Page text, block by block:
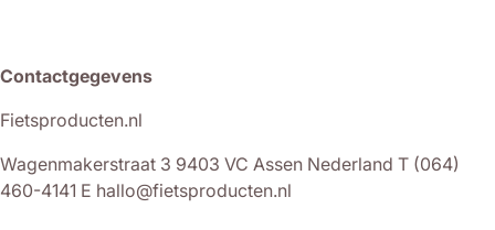
Contactgegevens
Fietsproducten.nl
Wagenmakerstraat 3 9403 VC Assen Nederland T (064)
460-4141 E hallo@fietsproducten.nl